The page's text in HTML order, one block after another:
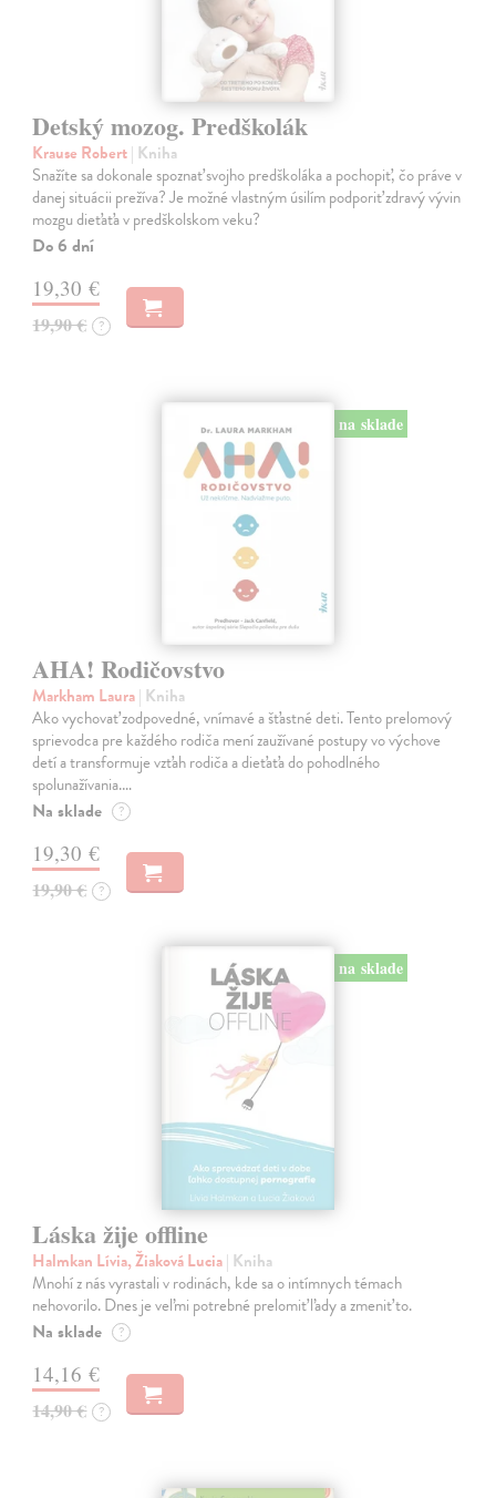
Detský mozog. Predškolák
Krause Robert| Kniha
Snažíte sa dokonale spoznať svojho predškoláka a pochopiť, čo práve v
danej situácii prežíva? Je možné vlastným úsilím podporiť zdravý vývin
mozgu dieťaťa v predškolskom veku?
Do 6 dní
19,30 €
19,90 € ?
na sklade
AHA! Rodičovstvo
Markham Laura| Kniha
Ako vychovať zodpovedné, vnímavé a šťastné deti. Tento prelomový
sprievodca pre každého rodiča mení zaužívané postupy vo výchove
detí a transformuje vzťah rodiča a dieťaťa do pohodlného
spolunažívania.…
Na sklade ?
19,30 €
19,90 € ?
na sklade
Láska žije offline
Halmkan Lívia, Žiaková Lucia| Kniha
Mnohí z nás vyrastali v rodinách, kde sa o intímnych témach
nehovorilo. Dnes je veľmi potrebné prelomiť ľady a zmeniť to.
Na sklade ?
14,16 €
14,90 € ?